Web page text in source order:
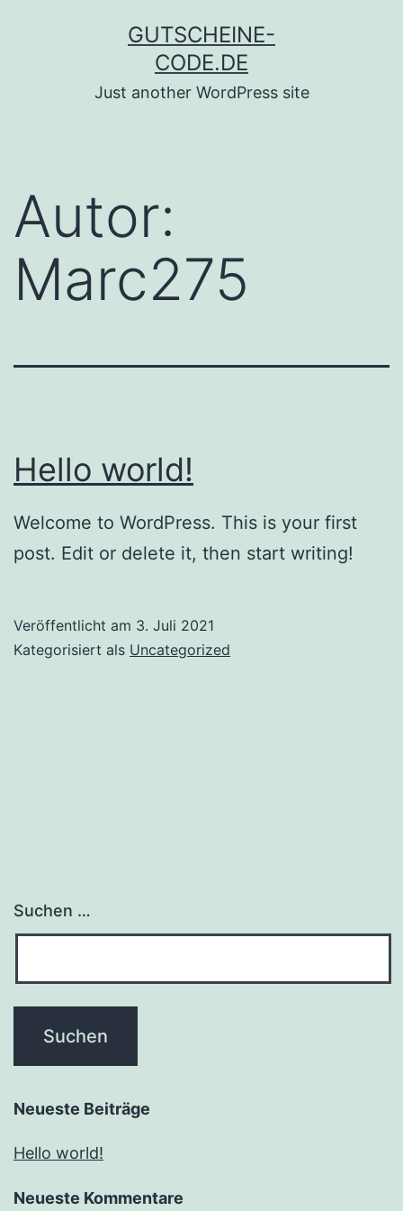
GUTSCHEINE-
CODE.DE
Just another WordPress site
Autor:
Marc275
Hello world!
Welcome to WordPress. This is your first
post. Edit or delete it, then start writing!
Veröffentlicht am 3. Juli 2021
Kategorisiert als Uncategorized
Suchen …
Neueste Beiträge
Hello world!
Neueste Kommentare